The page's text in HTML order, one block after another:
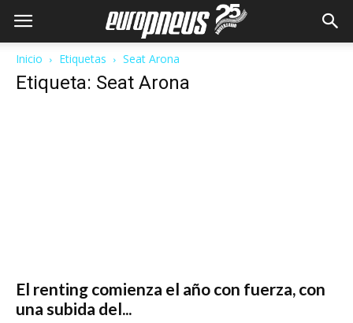
Inicio Etiquetas Seat Arona
Etiqueta: Seat Arona
El renting comienza el año con fuerza, con
una subida del...